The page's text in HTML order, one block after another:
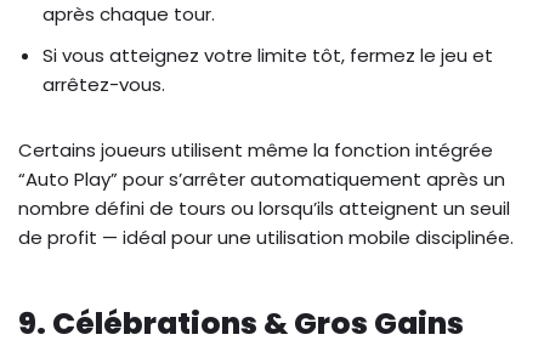
après chaque tour.
Si vous atteignez votre limite tôt, fermez le jeu et
arrêtez-vous.
Certains joueurs utilisent même la fonction intégrée
“Auto Play” pour s’arrêter automatiquement après un
nombre défini de tours ou lorsqu’ils atteignent un seuil
de profit — idéal pour une utilisation mobile disciplinée.
9. Célébrations & Gros Gains